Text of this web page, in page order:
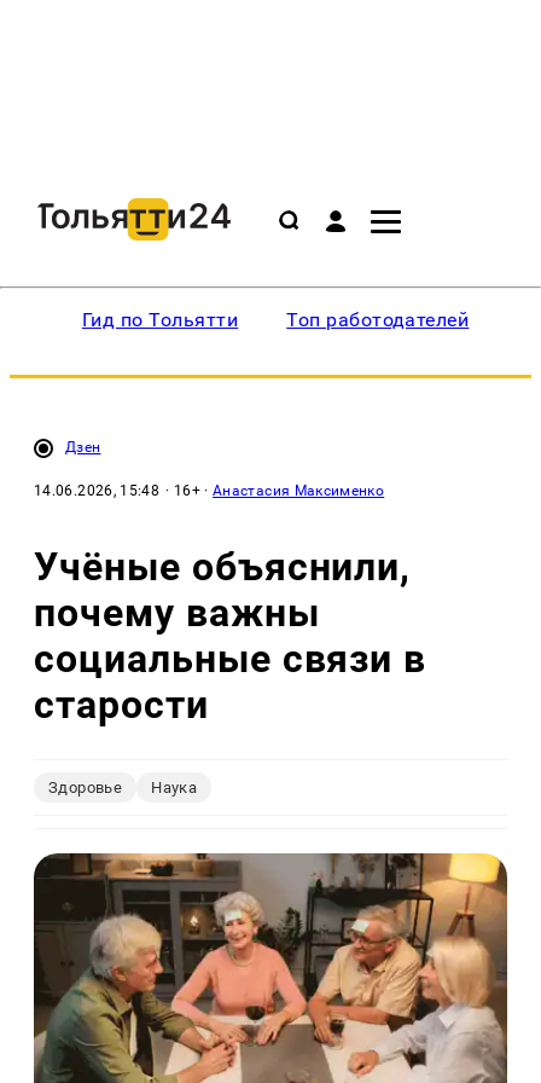
Гид по Тольятти Топ работодателей
Дзен
14.06.2026, 15:48 · 16+ ·Анастасия Максименко
Учёные объяснили,
почему важны
социальные связи в
старости
Здоровье Наука